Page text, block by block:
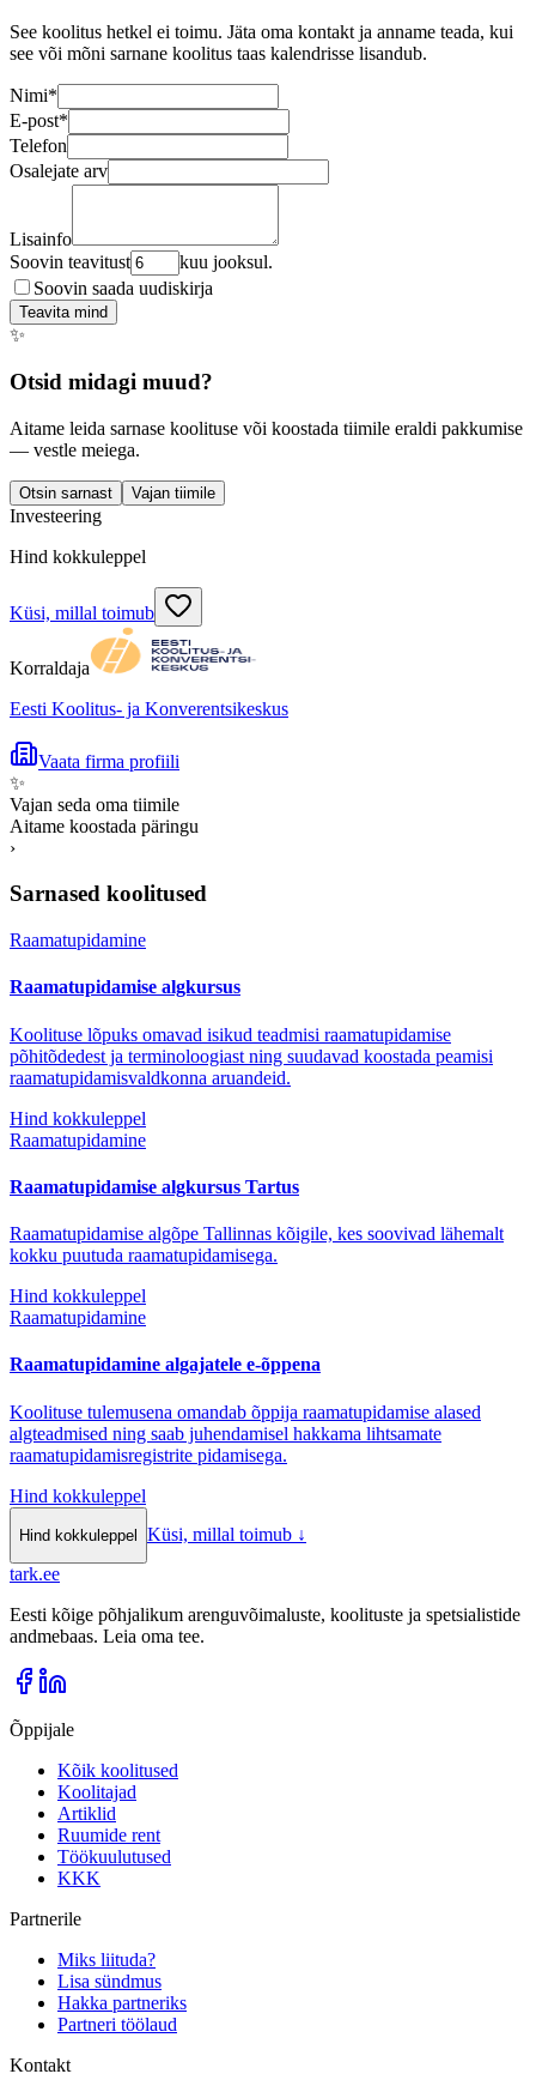
See koolitus hetkel ei toimu. Jäta oma kontakt ja anname teada, kui
see või mõni sarnane koolitus taas kalendrisse lisandub.
Nimi*
E-post*
Telefon
Osalejate arv
Lisainfo
Soovin teavitust
kuu jooksul.
Soovin saada uudiskirja
Teavita mind
✨
Otsid midagi muud?
Aitame leida sarnase koolituse või koostada tiimile eraldi pakkumise
— vestle meiega.
Otsin sarnast Vajan tiimile
Investeering
Hind kokkuleppel
Küsi, millal toimub
Korraldaja
Eesti Koolitus- ja Konverentsikeskus
Vaata firma profiili
✨
Vajan seda oma tiimile
Aitame koostada päringu
›
Sarnased koolitused
Raamatupidamine
Raamatupidamise algkursus
Koolituse lõpuks omavad isikud teadmisi raamatupidamise
põhitõdedest ja terminoloogiast ning suudavad koostada peamisi
raamatupidamisvaldkonna aruandeid.
Hind kokkuleppel
Raamatupidamine
Raamatupidamise algkursus Tartus
Raamatupidamise algõpe Tallinnas kõigile, kes soovivad lähemalt
kokku puutuda raamatupidamisega.
Hind kokkuleppel
Raamatupidamine
Raamatupidamine algajatele e-õppena
Koolituse tulemusena omandab õppija raamatupidamise alased
algteadmised ning saab juhendamisel hakkama lihtsamate
raamatupidamisregistrite pidamisega.
Hind kokkuleppel
Hind kokkuleppel Küsi, millal toimub ↓
tark.ee
Eesti kõige põhjalikum arenguvõimaluste, koolituste ja spetsialistide
andmebaas. Leia oma tee.
Õppijale
Kõik koolitused
Koolitajad
Artiklid
Ruumide rent
Töökuulutused
KKK
Partnerile
Miks liituda?
Lisa sündmus
Hakka partneriks
Partneri töölaud
Kontakt